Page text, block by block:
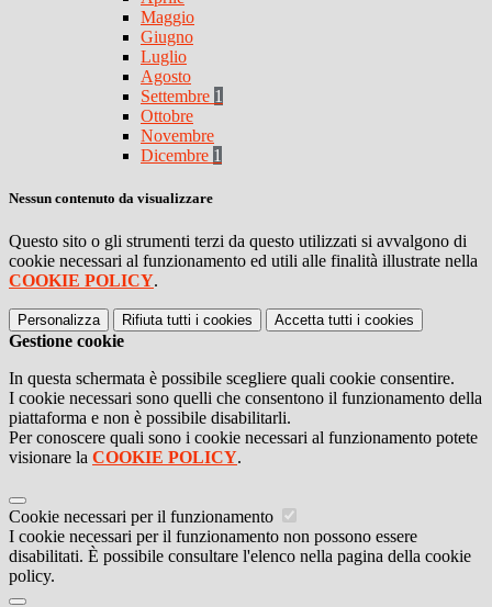
Maggio
Giugno
Luglio
Agosto
Settembre 1
Ottobre
Novembre
Dicembre 1
Nessun contenuto da visualizzare
Questo sito o gli strumenti terzi da questo utilizzati si avvalgono di
cookie necessari al funzionamento ed utili alle finalità illustrate nella
COOKIE POLICY.
Personalizza Rifiuta tutti i cookies Accetta tutti i cookies
Gestione cookie
In questa schermata è possibile scegliere quali cookie consentire.
I cookie necessari sono quelli che consentono il funzionamento della
piattaforma e non è possibile disabilitarli.
Per conoscere quali sono i cookie necessari al funzionamento potete
visionare la COOKIE POLICY.
Cookie necessari per il funzionamento
I cookie necessari per il funzionamento non possono essere
disabilitati. È possibile consultare l'elenco nella pagina della cookie
policy.